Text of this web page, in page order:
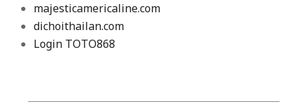
majesticamericaline.com
dichoithailan.com
Login TOTO868